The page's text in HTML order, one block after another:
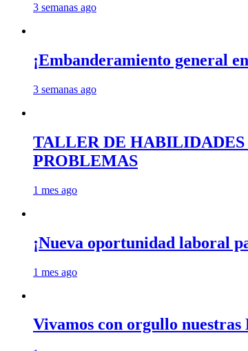
3 semanas ago
¡Embanderamiento general
3 semanas ago
TALLER DE
PROBLEMAS
1 mes ago
¡Nueva oportunidad laboral
1 mes ago
Vivamos con orgullo nuestras